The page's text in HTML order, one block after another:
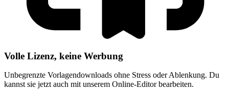
Volle Lizenz, keine Werbung
Unbegrenzte Vorlagendownloads ohne Stress oder Ablenkung. Du
kannst sie jetzt auch mit unserem Online-Editor bearbeiten.